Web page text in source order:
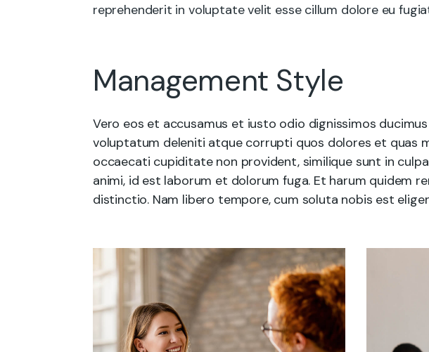
reprehenderit in voluptate velit esse cillum dolore eu
Management Style
Vero eos et accusamus et iusto odio dignissimos
voluptatum deleniti atque corrupti quos dolores et quas
occaecati cupiditate non provident, similique sunt in
animi, id est laborum et dolorum fuga. Et harum quidem
distinctio. Nam libero tempore, cum soluta nobis est